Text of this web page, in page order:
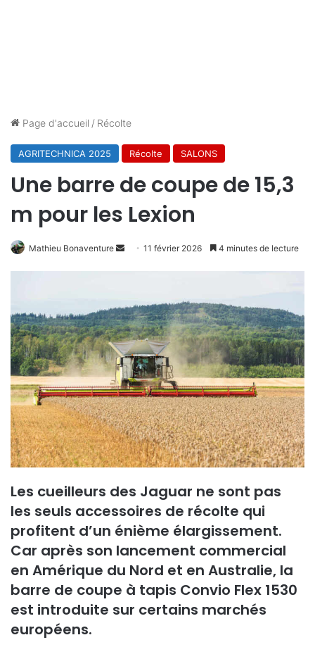
Page d'accueil / Récolte
AGRITECHNICA 2025 Récolte SALONS
Une barre de coupe de 15,3
m pour les Lexion
Mathieu Bonaventure
Envoyer11 février 2026 4 minutes de lecture
Les cueilleurs des Jaguar ne sont pas
les seuls accessoires de récolte qui
profitent d’un énième élargissement.
Car après son lancement commercial
en Amérique du Nord et en Australie, la
barre de coupe à tapis Convio Flex 1530
est introduite sur certains marchés
européens.